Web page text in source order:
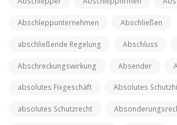
Abschleppunternehmen Abschließen
abschließende Regelung Abschluss
Abschreckungswirkung Absender
absolutes Fixgeschäft Absolutes
absolutes Schutzrecht